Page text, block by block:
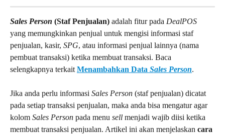
Sales Person (Staf Penjualan) adalah fitur pada DealPOS
yang memungkinkan penjual untuk mengisi informasi staf
penjualan, kasir, SPG, atau informasi penjual lainnya (nama
pembuat transaksi) ketika membuat transaksi. Baca
selengkapnya terkait Menambahkan Data Sales Person.
Jika anda perlu informasi Sales Person (staf penjualan) dicatat
pada setiap transaksi penjualan, maka anda bisa mengatur agar
kolom Sales Person pada menu sell menjadi wajib diisi ketika
membuat transaksi penjualan. Artikel ini akan menjelaskan cara